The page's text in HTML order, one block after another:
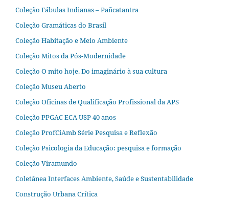
Coleção Fábulas Indianas – Pañcatantra
Coleção Gramáticas do Brasil
Coleção Habitação e Meio Ambiente
Coleção Mitos da Pós-Modernidade
Coleção O mito hoje. Do imaginário à sua cultura
Coleção Museu Aberto
Coleção Oficinas de Qualificação Profissional da APS
Coleção PPGAC ECA USP 40 anos
Coleção ProfCiAmb Série Pesquisa e Reflexão
Coleção Psicologia da Educação: pesquisa e formação
Coleção Viramundo
Coletânea Interfaces Ambiente, Saúde e Sustentabilidade
Construção Urbana Crítica